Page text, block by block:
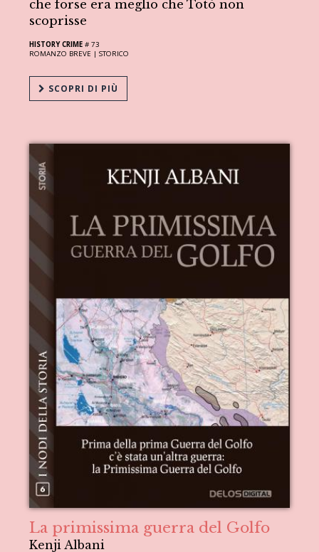
che forse era meglio che Totò non
scoprisse
HISTORY CRIME # 73
ROMANZO BREVE |STORICO
SCOPRI DI PIÙ
La primissima guerra del Golfo
Kenji Albani